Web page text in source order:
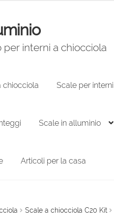
per interni a chiocciola
chiocciola Scale per interni
Scale in alluminio
Articoli per la casa
Scale a chiocciola C20 Kit
originale
2.536,00 €.
attuale